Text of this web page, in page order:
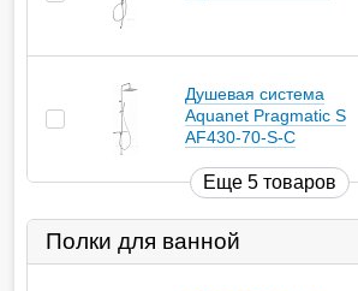
Душевая система
Aquanet Pragmatic S
AF430-70-S-C
Еще 5 товаров
Полки для ванной